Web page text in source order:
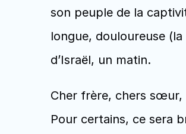
son peuple de la
longue, douloureuse
d’Israël, un matin.
Cher frère, chers sœur,
Pour certains, ce sera